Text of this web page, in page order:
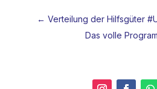
← Verteilung der Hilfsgüter
Das volle